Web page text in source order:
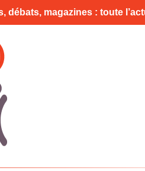
débats, magazines : toute